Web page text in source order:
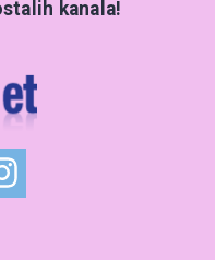
kanala!